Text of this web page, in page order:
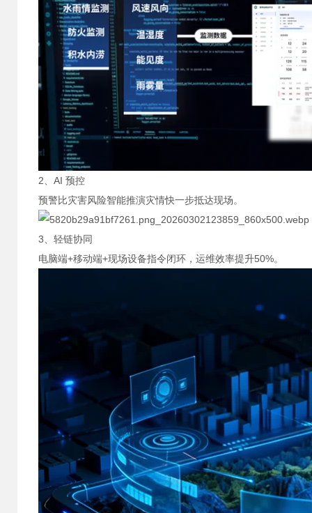
2、AI 预控
预警比灾害风险智能推演灾情快一步抵达现场。
3、轻链协同
电脑端+移动端+现场设备指令闭环，运维效率提升50%。